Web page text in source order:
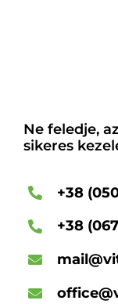
Ne feledje,
sikeres
+38
+38